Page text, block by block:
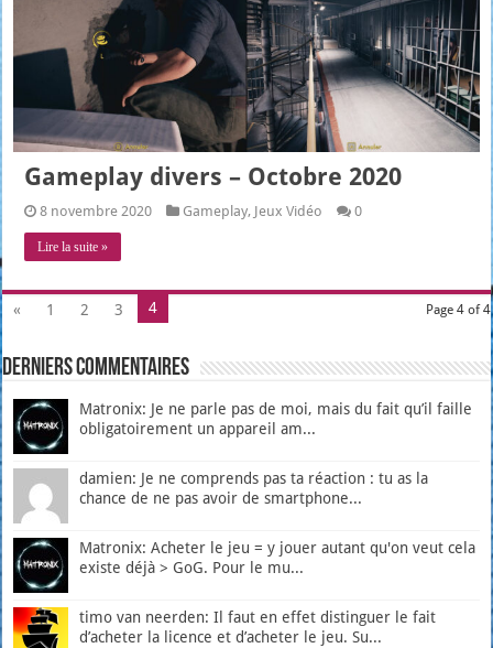
Gameplay divers – Octobre 2020
8 novembre 2020 Gameplay, Jeux Vidéo 0
Lire la suite »
Page 4 of 4
« 1 2 3 4
Derniers Commentaires
Matronix: Je ne parle pas de moi, mais du fait qu’il faille
obligatoirement un appareil am...
damien: Je ne comprends pas ta réaction : tu as la
chance de ne pas avoir de smartphone...
Matronix: Acheter le jeu = y jouer autant qu'on veut cela
existe déjà > GoG. Pour le mu...
timo van neerden: Il faut en effet distinguer le fait
d’acheter la licence et d’acheter le jeu. Su...